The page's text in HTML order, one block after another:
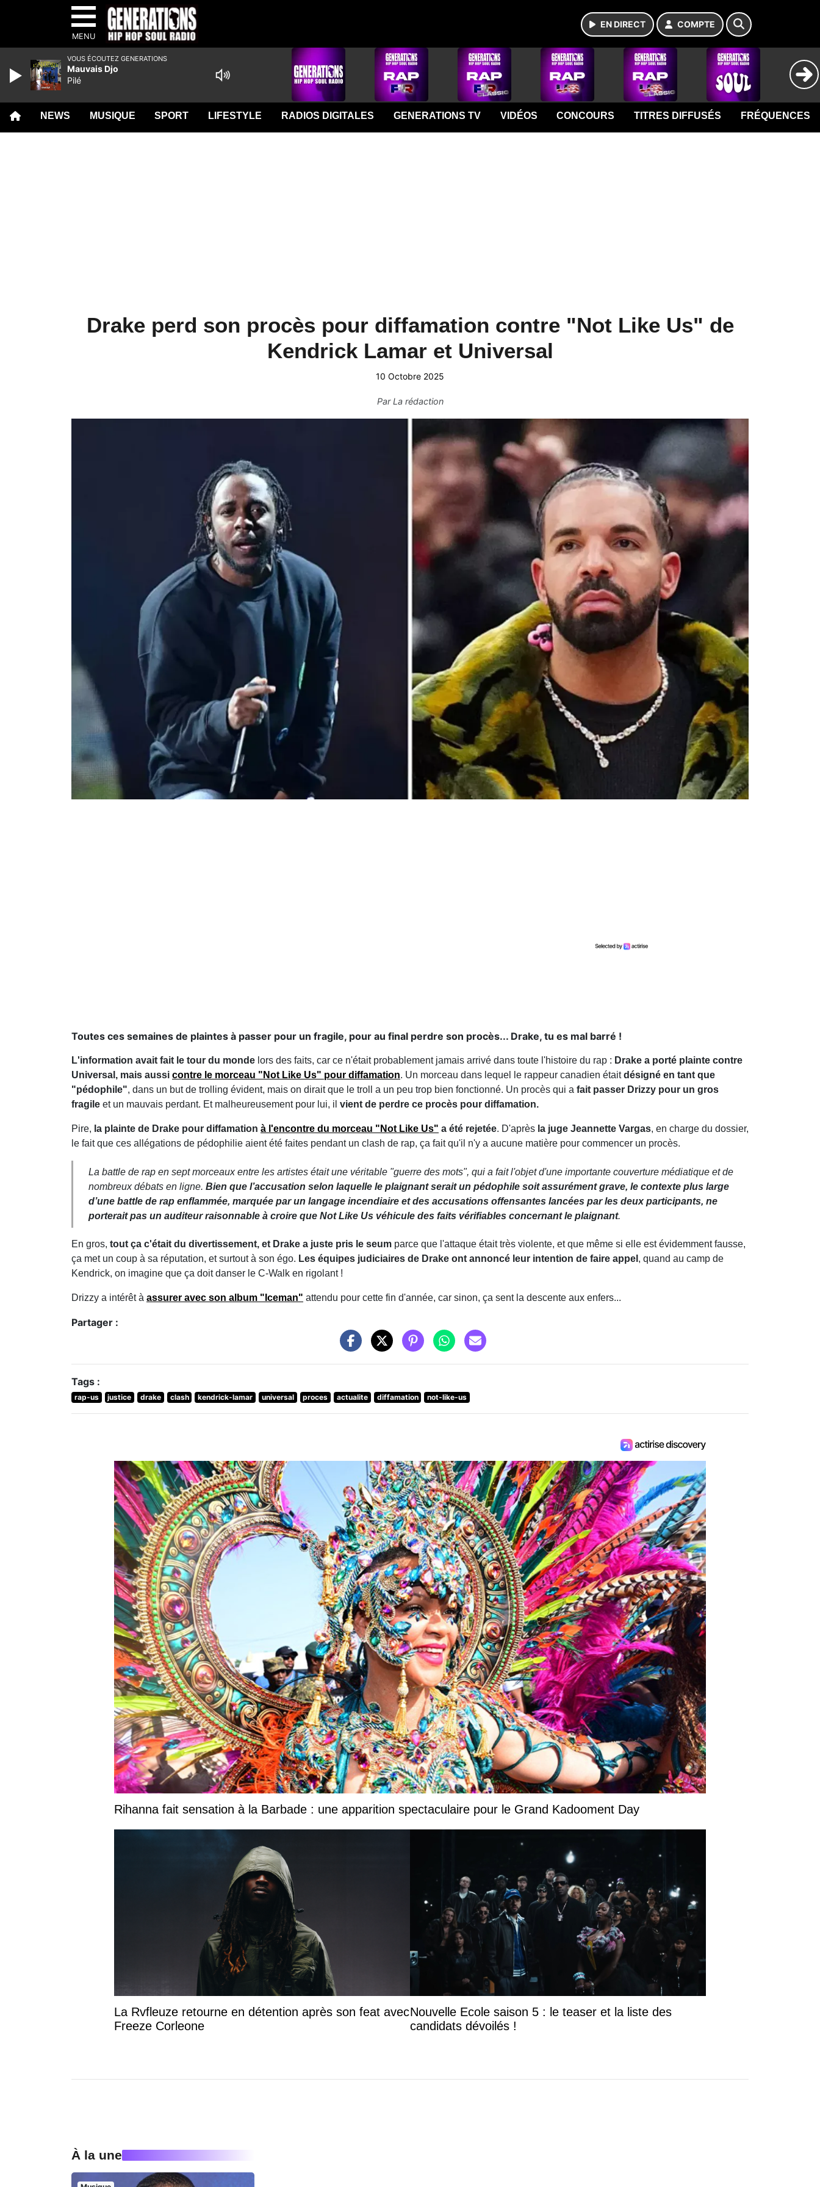
MENU
EN DIRECT COMPTE
NEWS MUSIQUE SPORT LIFESTYLE RADIOS DIGITALES GENERATIONS TV VIDÉOS CONCOURS TITRES DIFFUSÉS FRÉQUENCES
Drake perd son procès pour diffamation contre "Not Like Us" de
Kendrick Lamar et Universal
10 Octobre 2025
ParLa rédaction
Toutes ces semaines de plaintes à passer pour un fragile, pour au final perdre son procès... Drake, tu es mal barré !
L'information avait fait le tour du monde lors des faits, car ce n'était probablement jamais arrivé dans toute l'histoire du rap : Drake a porté plainte contre
Universal, mais aussi contre le morceau "Not Like Us" pour diffamation. Un morceau dans lequel le rappeur canadien étaitdésigné en tant que
"pédophile", dans un but de trolling évident, mais on dirait que le troll a un peu trop bien fonctionné. Un procès qui a fait passer Drizzy pour un gros
fragile et un mauvais perdant. Et malheureusement pour lui, il vient de perdre ce procès pour diffamation.
Pire, la plainte de Drake pour diffamation à l'encontre du morceau "Not Like Us" a été rejetée. D'après la juge Jeannette Vargas, en charge du dossier,
le fait que ces allégations de pédophilie aient été faites pendant un clash de rap, ça fait qu'il n'y a aucune matière pour commencer un procès.
La battle de rap en sept morceaux entre les artistes était une véritable "guerre des mots", qui a fait l'objet d'une importante couverture médiatique et de
nombreux débats en ligne. Bien que l’accusation selon laquelle le plaignant serait un pédophile soit assurément grave, le contexte plus large
d’une battle de rap enflammée, marquée par un langage incendiaire et des accusations offensantes lancées par les deux participants, ne
porterait pas un auditeur raisonnable à croire que Not Like Us véhicule des faits vérifiables concernant le plaignant.
En gros, tout ça c'était du divertissement, et Drake a juste pris le seum parce que l'attaque était très violente, et que même si elle est évidemment fausse,
ça met un coup à sa réputation, et surtout à son égo. Les équipes judiciaires de Drake ont annoncé leur intention de faire appel , quand au camp de
Kendrick, on imagine que ça doit danser le C-Walk en rigolant !
Drizzy a intérêt à assurer avec son album "Iceman" attendu pour cette fin d'année, car sinon, ça sent la descente aux enfers...
Partager :
Tags :
rap-us justice drake clash kendrick-lamar universal proces actualite diffamation not-like-us
Rihanna fait sensation à la Barbade : une apparition spectaculaire pour le Grand Kadooment Day
La Rvfleuze retourne en détention après son feat avec
Freeze Corleone
Nouvelle Ecole saison 5 : le teaser et la liste des
candidats dévoilés !
À la une
VOUS ÉCOUTEZ GENERATIONS
Mauvais Djo
Pilé